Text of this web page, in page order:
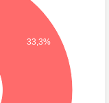
33,3%